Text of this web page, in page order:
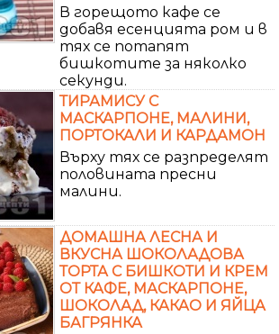
В горещото кафе се
добавя есенцията ром и в
тях се потапят
бишкотите за няколко
секунди.
ТИРАМИСУ С
МАСКАРПОНЕ, МАЛИНИ,
ПОРТОКАЛИ И КАРДАМОН
Върху тях се разпределят
половината пресни
малини.
ДОМАШНА ЛЕСНА И
ВКУСНА ШОКОЛАДОВА
ТОРТА С БИШКОТИ И КРЕМ
ОТ КАФЕ, МАСКАРПОНЕ,
ШОКОЛАД, КАКАО И ЯЙЦА
БАГРЯНКА